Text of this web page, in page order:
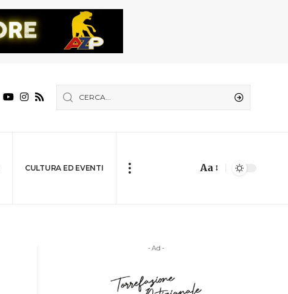
CULTURA ED EVENTI Aa
- Ad -